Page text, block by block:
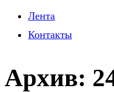
Лента
Контакты
Архив: